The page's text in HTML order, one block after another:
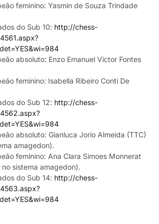
feminino: Yasmin de Souza Trindade
do Sub 10: http://chess-
absoluto: Enzo Emanuel Victor Fontes
feminino: Isabella Ribeiro Conti De
do Sub 12: http://chess-
absoluto: Gianluca Jorio Almeida (TTC)
amagedon).
feminino: Ana Clara Simoes Monnerat
sistema amagedon).
do Sub 14: http://chess-